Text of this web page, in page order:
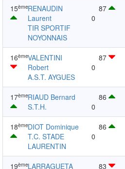
15èmeRENAUDIN
Laurent
TIR SPORTIF
NOYONNAIS
87
0
16èmeVALENTINI
Robert
A.S.T. AYGUES
87
0
17èmeRIAUD Bernard
S.T.H.
86
0
18èmeDIOT Dominique
T.C. STADE
LAURENTIN
86
0
19èmeLARRAGUETA
83